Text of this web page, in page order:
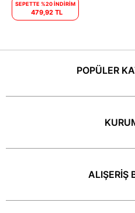
SEPETTE %20 İNDİRİM
479,92 TL
POPÜLER
ALIŞERİŞ